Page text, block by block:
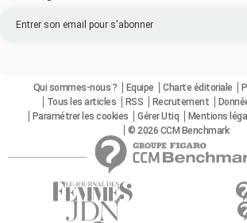
Qui sommes-nous ? Equipe Charte éditoriale
Tous les articles
RSS Recrutement
Paramétrer les cookies
Gérer Utiq Mentions
© 2026 CCM Benchmark